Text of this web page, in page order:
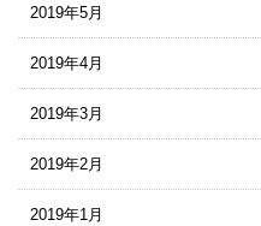
2019年5月
2019年4月
2019年3月
2019年2月
2019年1月